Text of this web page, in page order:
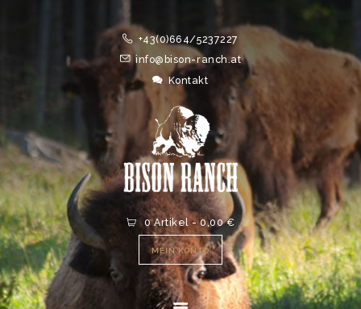
+43(0)664/5237227
info@bison-ranch.at
Kontakt
0 Artikel-0,00 €
MEIN KONTO
ONLINESHOP
ABOUT
NEWS
EVENTS